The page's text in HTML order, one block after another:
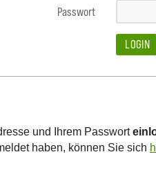
Passwort
LOGIN
und Ihrem Passwort
haben, können Sie sich